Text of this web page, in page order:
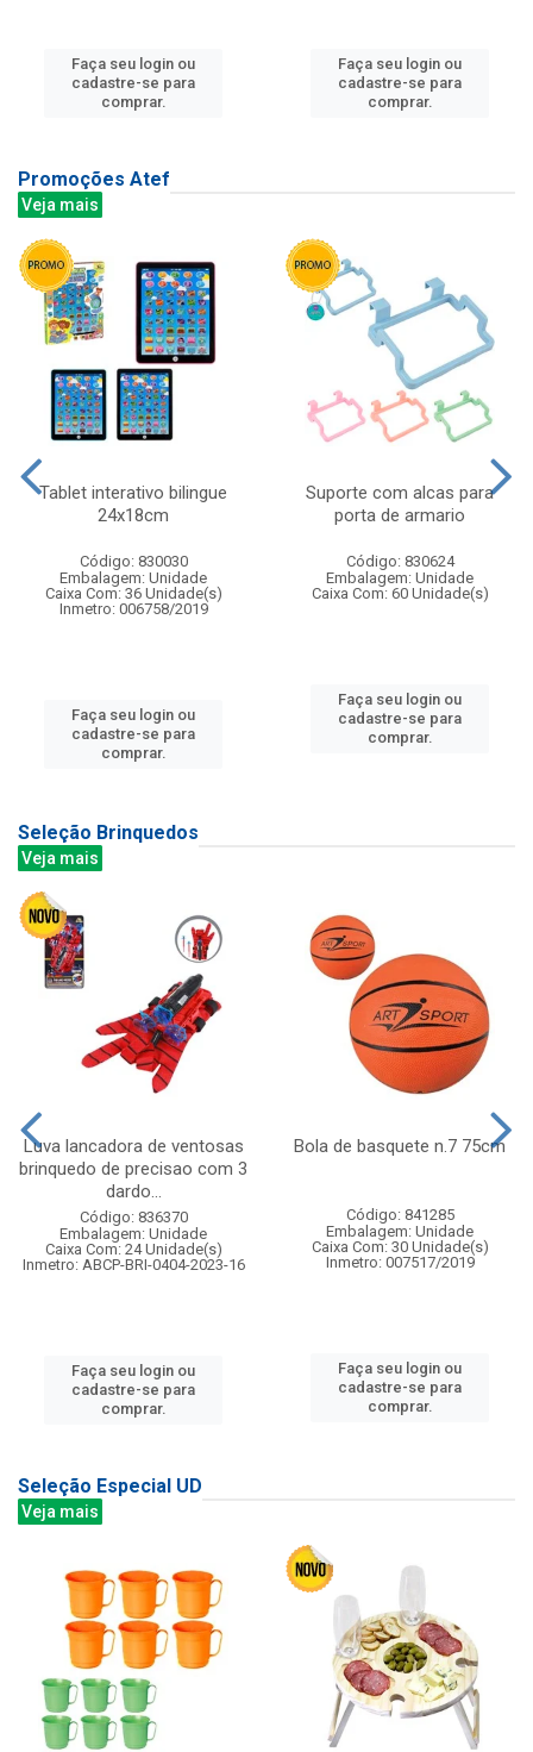
Faça seu login ou
cadastre-se para
comprar.
Faça seu login ou
cadastre-se para
comprar.
Promoções Atef
Veja mais
Tablet interativo bilingue
24x18cm
Código: 830030
Embalagem: Unidade
Caixa Com: 36 Unidade(s)
Inmetro: 006758/2019
Faça seu login ou
cadastre-se para
comprar.
Suporte com alcas para
porta de armario
Código: 830624
Embalagem: Unidade
Caixa Com: 60 Unidade(s)
Faça seu login ou
cadastre-se para
comprar.
Seleção Brinquedos
Veja mais
Luva lancadora de ventosas
brinquedo de precisao com 3
dardo...
Código: 836370
Embalagem: Unidade
Caixa Com: 24 Unidade(s)
Inmetro: ABCP-BRI-0404-2023-16
Faça seu login ou
cadastre-se para
comprar.
Bola de basquete n.7 75cm
Código: 841285
Embalagem: Unidade
Caixa Com: 30 Unidade(s)
Inmetro: 007517/2019
Faça seu login ou
cadastre-se para
comprar.
Seleção Especial UD
Veja mais